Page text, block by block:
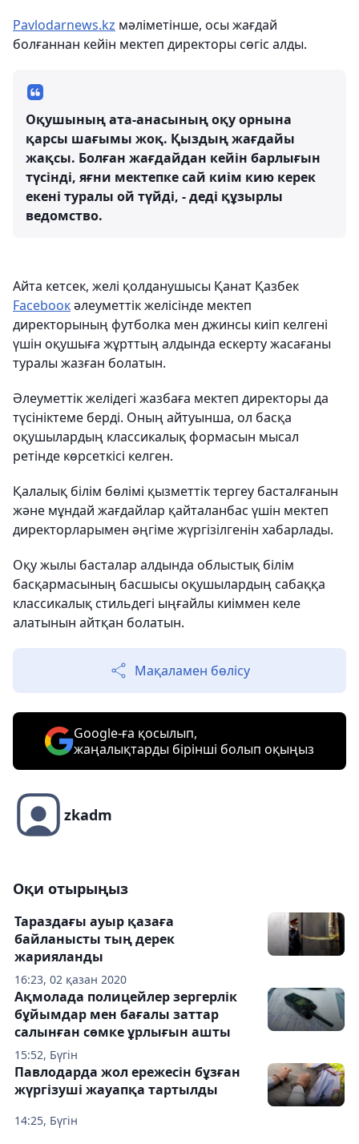
Pavlodarnews.kz мәліметінше, осы жағдай
болғаннан кейін мектеп директоры сөгіс алды.
Оқушының ата-анасының оқу орнына
қарсы шағымы жоқ. Қыздың жағдайы
жақсы. Болған жағдайдан кейін барлығын
түсінді, яғни мектепке сай киім кию керек
екені туралы ой түйді, - деді құзырлы
ведомство.
Айта кетсек, желі қолданушысы Қанат Қазбек
Facebooкәлеуметтік желісінде мектеп
директорының футболка мен джинсы киіп келгені
үшін оқушыға жұрттың алдында ескерту жасағаны
туралы жазған болатын.
Әлеуметтік желідегі жазбаға мектеп директоры да
түсініктеме берді. Оның айтуынша, ол басқа
оқушылардың классикалық формасын мысал
ретінде көрсеткісі келген.
Қалалық білім бөлімі қызметтік тергеу басталғанын
және мұндай жағдайлар қайталанбас үшін мектеп
директорларымен әңгіме жүргізілгенін хабарлады.
Оқу жылы басталар алдында облыстық білім
басқармасының басшысы оқушылардың сабаққа
классикалық стильдегі ыңғайлы киіммен келе
алатынын айтқан болатын.
Мақаламен бөлісу
Google-ға қосылып,
жаңалықтарды бірінші болып оқыңыз
zkadm
Оқи отырыңыз
16:23, 02 қазан 2020
Тараздағы ауыр қазаға
байланысты тың дерек
жарияланды
15:52, Бүгін
Ақмолада полицейлер зергерлік
бұйымдар мен бағалы заттар
салынған сөмке ұрлығын ашты
14:25, Бүгін
Павлодарда жол ережесін бұзған
жүргізуші жауапқа тартылды